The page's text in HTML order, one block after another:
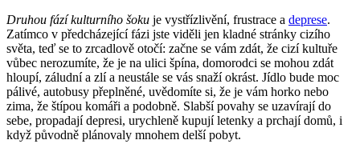
Druhou fází kulturního šoku je vystřízlivění, frustrace a deprese.
Zatímco v předcházející fázi jste viděli jen kladné stránky cizího
světa, teď se to zrcadlově otočí: začne se vám zdát, že cizí kultuře
vůbec nerozumíte, že je na ulici špína, domorodci se mohou zdát
hloupí, záludní a zlí a neustále se vás snaží okrást. Jídlo bude moc
pálivé, autobusy přeplněné, uvědomíte si, že je vám horko nebo
zima, že štípou komáři a podobně. Slabší povahy se uzavírají do
sebe, propadají depresi, urychleně kupují letenky a prchají domů, i
když původně plánovaly mnohem delší pobyt.